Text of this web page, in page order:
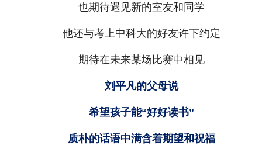
也期待遇见新的室友和同学
他还与考上中科大的好友许下约定
期待在未来某场比赛中相见
刘平凡的父母说
希望孩子能“好好读书”
质朴的话语中满含着期望和祝福